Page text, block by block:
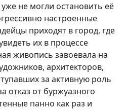
не могли остановить её
настроенные
приходят в город, где
их в процессе
живопись завоевала на
архитекторов,
за активную роль
отказ от буржуазного
панно как раз и